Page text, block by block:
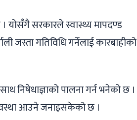
योसँगै सरकारले स्वास्थ्य मापदण्ड
जस्ता गतिविधि गर्नेलाई कारबाहीको
निषेधाज्ञाको पालना गर्न भनेको छ ।
आउने जनाइसकेको छ ।